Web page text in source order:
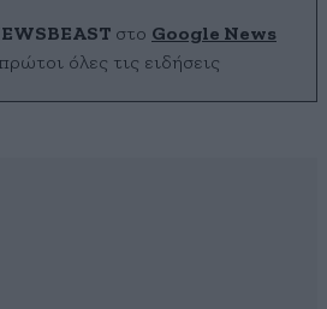
στο Google News
όλες τις ειδήσεις